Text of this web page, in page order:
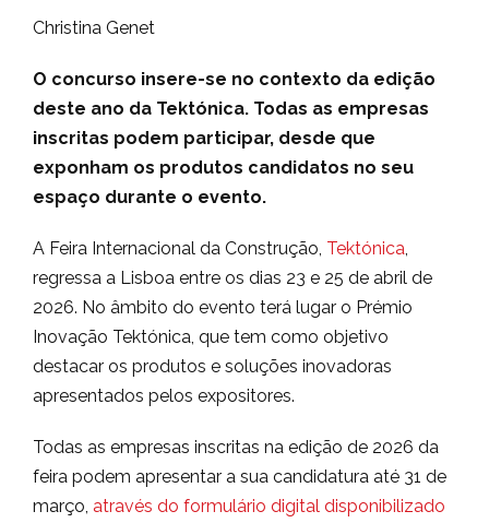
Christina Genet
O concurso insere-se no contexto da edição
deste ano da Tektónica. Todas as empresas
inscritas podem participar, desde que
exponham os produtos candidatos no seu
espaço durante o evento.
A Feira Internacional da Construção, Tektónica,
regressa a Lisboa entre os dias 23 e 25 de abril de
2026. No âmbito do evento terá lugar o Prémio
Inovação Tektónica, que tem como objetivo
destacar os produtos e soluções inovadoras
apresentados pelos expositores.
Todas as empresas inscritas na edição de 2026 da
feira podem apresentar a sua candidatura até 31 de
março, através do formulário digital disponibilizado